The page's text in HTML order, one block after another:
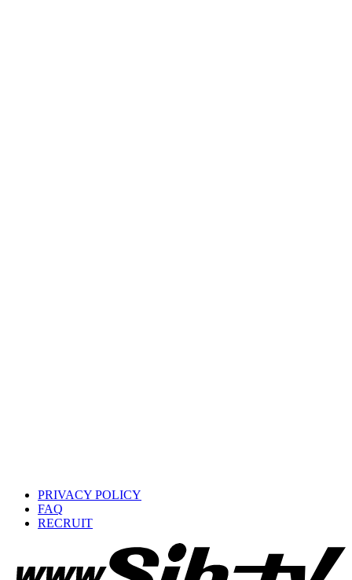
PRIVACY POLICY
FAQ
RECRUIT